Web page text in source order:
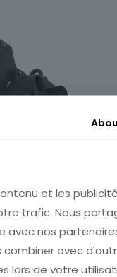
et les
trafic. Nous
avec nos
avec
lors de votre